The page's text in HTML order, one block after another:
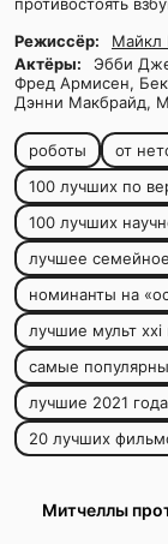
Режиссёр:
Майкл
Актёры:
Эбби
Фред Армисен,
Дэнни Макбрайд,
роботы от
100 лучших по
100 лучших
лучшее
номинанты на
лучшие мульт xxi
самые
лучшие 2021 года
20 лучших
Митчеллы